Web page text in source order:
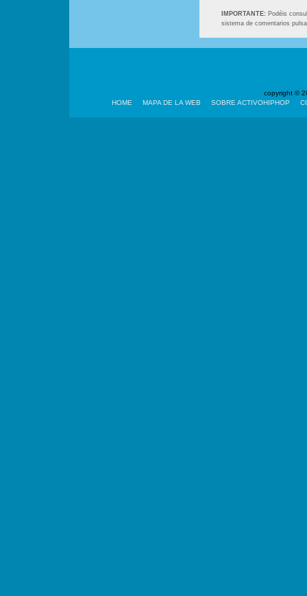
IMPORTANTE: Podéis
sistema de comentarios
copyright ©
HOME
MAPA DE LA WEB SOBRE ACTIVOHIPHOP